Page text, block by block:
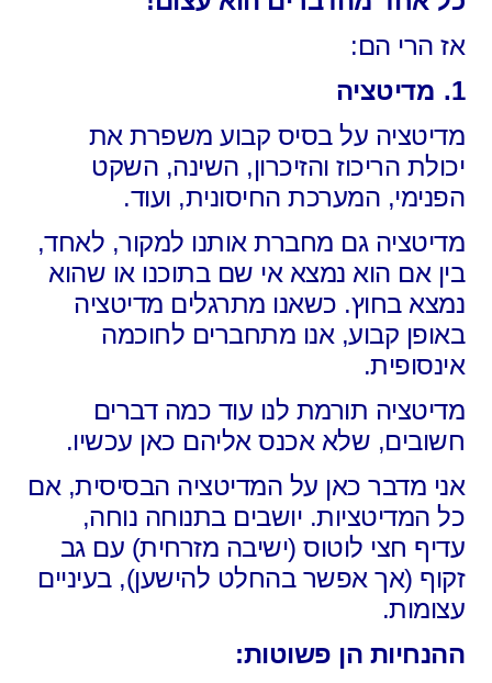
אז הרי הם:
1.
מדיטציה
מדיטציה על בסיס קבוע משפרת את
יכולת הריכוז והזיכרון, השינה, השקט
הפנימי, המערכת החיסונית, ועוד.
מדיטציה גם מחברת אותנו למקור, לאחד,
בין אם הוא נמצא אי שם בתוכנו או שהוא
נמצא בחוץ. כשאנו מתרגלים מדיטציה
באופן קבוע, אנו מתחברים לחוכמה
אינסופית.
מדיטציה תורמת לנו עוד כמה דברים
חשובים, שלא אכנס אליהם כאן עכשיו.
אני מדבר כאן על המדיטציה הבסיסית, אם
כל המדיטציות. יושבים בתנוחה נוחה,
עדיף חצי לוטוס (ישיבה מזרחית) עם גב
זקוף (אך אפשר בהחלט להישען), בעיניים
עצומות.
ההנחיות הן פשוטות: